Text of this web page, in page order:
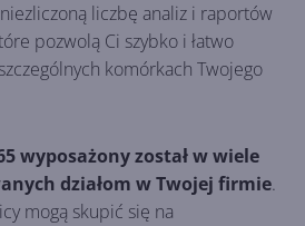
liczbę analiz i raportów
pozwolą Ci szybko i łatwo
komórkach Twojego
wyposażony został w wiele
działom w Twojej firmie.
mogą skupić się na